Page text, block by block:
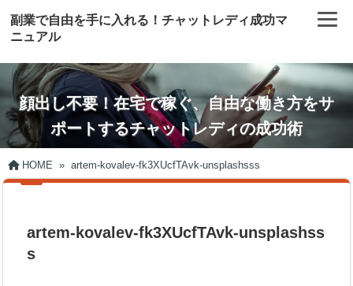
副業で自由を手に入れる！チャットレディ成功マ
ニュアル
顔出し不要！在宅で稼ぐ、自由な働き方をサ
ポートするチャットレディの成功術
HOME » artem-kovalev-fk3XUcfTAvk-unsplashsss
artem-kovalev-fk3XUcfTAvk-unsplashss
s